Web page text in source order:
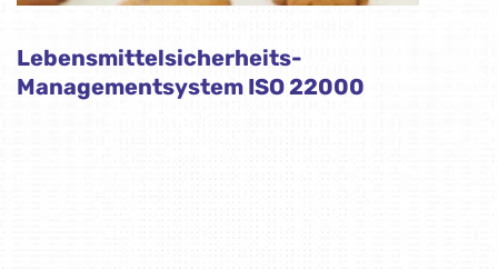
Lebensmittelsicherheits-
Managementsystem ISO 22000